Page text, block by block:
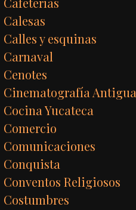
Calesas
Calles y esquinas
Carnaval
Cenotes
Cinematografía Antigua
Cocina Yucateca
Comercio
Comunicaciones
Conquista
Conventos Religiosos
Costumbres